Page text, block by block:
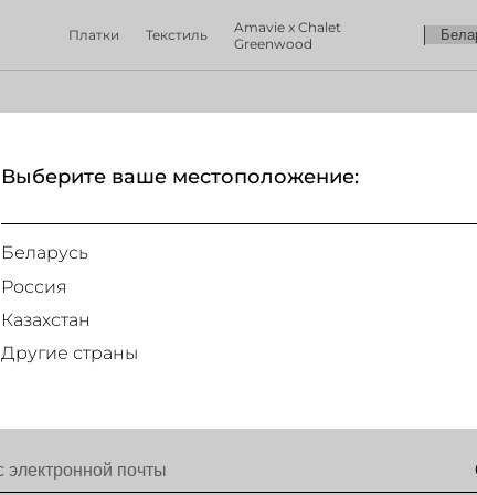
Платки Текстиль
Amavie x Chalet
Greenwood
404
ПОДПИШИТЕСЬ НА НАШУ РАССЫЛКУ
Выберите ваше местоположение:
Беларусь
Россия
Казахстан
Другие страны